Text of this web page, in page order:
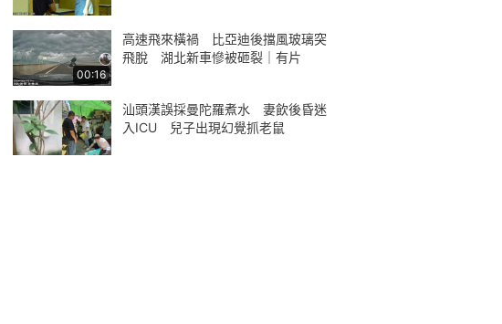
00:16
高速飛來橫禍 比亞迪後擋風玻璃突
飛脫 湖北新車慘被砸裂｜有片
汕頭漢誤採曼陀羅煮水 妻飲後昏迷
入ICU 兒子出現幻覺抓老鼠